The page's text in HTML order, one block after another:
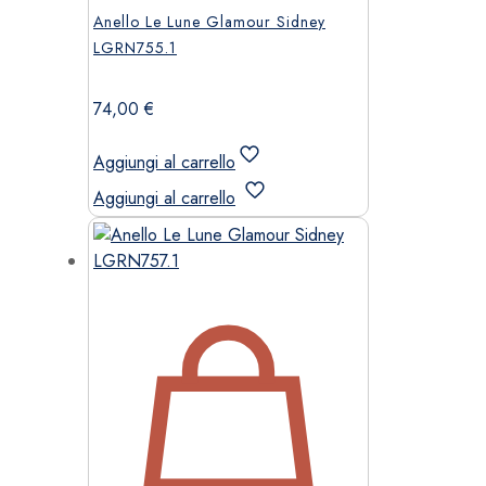
Anello Le Lune Glamour Sidney
LGRN755.1
74,00€
Aggiungi al carrello
Aggiungi al carrello